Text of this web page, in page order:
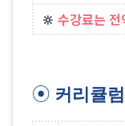
🔆수강료는
⦿ 커리큘